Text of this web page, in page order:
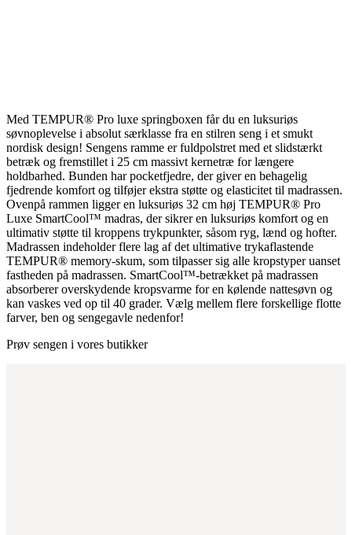
Med TEMPUR® Pro luxe springboxen får du en luksuriøs
søvnoplevelse i absolut særklasse fra en stilren seng i et smukt
nordisk design! Sengens ramme er fuldpolstret med et slidstærkt
betræk og fremstillet i 25 cm massivt kernetræ for længere
holdbarhed. Bunden har pocketfjedre, der giver en behagelig
fjedrende komfort og tilføjer ekstra støtte og elasticitet til madrassen.
Ovenpå rammen ligger en luksuriøs 32 cm høj TEMPUR® Pro
Luxe SmartCool™ madras, der sikrer en luksuriøs komfort og en
ultimativ støtte til kroppens trykpunkter, såsom ryg, lænd og hofter.
Madrassen indeholder flere lag af det ultimative trykaflastende
TEMPUR® memory-skum, som tilpasser sig alle kropstyper uanset
fastheden på madrassen. SmartCool™-betrækket på madrassen
absorberer overskydende kropsvarme for en kølende nattesøvn og
kan vaskes ved op til 40 grader. Vælg mellem flere forskellige flotte
farver, ben og sengegavle nedenfor!
Prøv sengen i vores butikker